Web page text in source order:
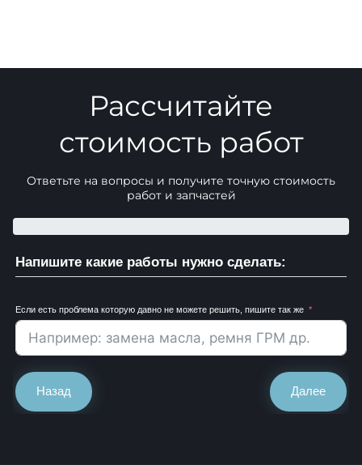
Рассчитайте
стоимость работ
Ответьте на вопросы и получите точную стоимость
работ и запчастей
Напишите какие работы нужно сделать:
Если есть проблема которую давно не можете решить, пишите так же
Назад Далее